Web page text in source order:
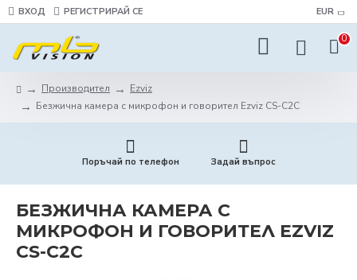
ВХОД РЕГИСТРИРАЙ СЕ EUR
0
Производител
Ezviz
Безжична камера с микрофон и говорител Ezviz CS-C2C
Поръчай по телефон Задай въпрос
БЕЗЖИЧНА КАМЕРА С
МИКРОФОН И ГОВОРИТЕЛ EZVIZ
CS-C2C